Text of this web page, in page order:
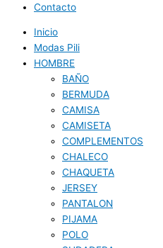
Contacto
Inicio
Modas Pili
HOMBRE
BAÑO
BERMUDA
CAMISA
CAMISETA
COMPLEMENTOS
CHALECO
CHAQUETA
JERSEY
PANTALON
PIJAMA
POLO